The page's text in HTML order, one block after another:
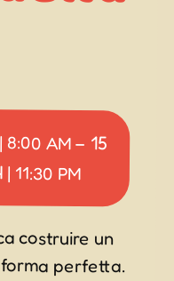
| 8:00 AM – 15
| 11:30 PM
costruire un
perfetta.
un
fieno da cui
per i
ma sono
del
protetti e